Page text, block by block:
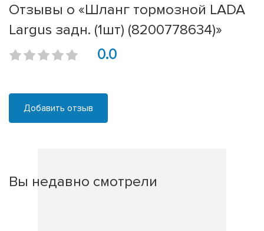
Отзывы о «Шланг тормозной LADA
Largus задн. (1шт) (8200778634)»
0.0
Добавить отзыв
Вы недавно смотрели